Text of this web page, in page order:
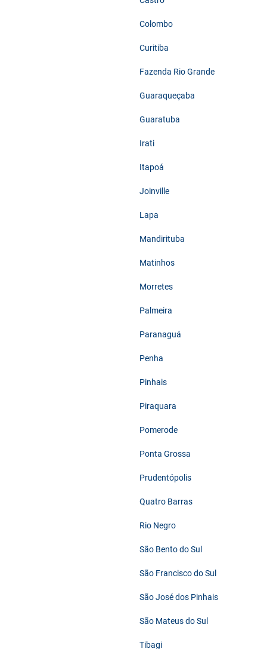
Colombo
Curitiba
Fazenda Rio Grande
Guaraqueçaba
Guaratuba
Irati
Itapoá
Joinville
Lapa
Mandirituba
Matinhos
Morretes
Palmeira
Paranaguá
Penha
Pinhais
Piraquara
Pomerode
Ponta Grossa
Prudentópolis
Quatro Barras
Rio Negro
São Bento do Sul
São Francisco do Sul
São José dos Pinhais
São Mateus do Sul
Tibagi